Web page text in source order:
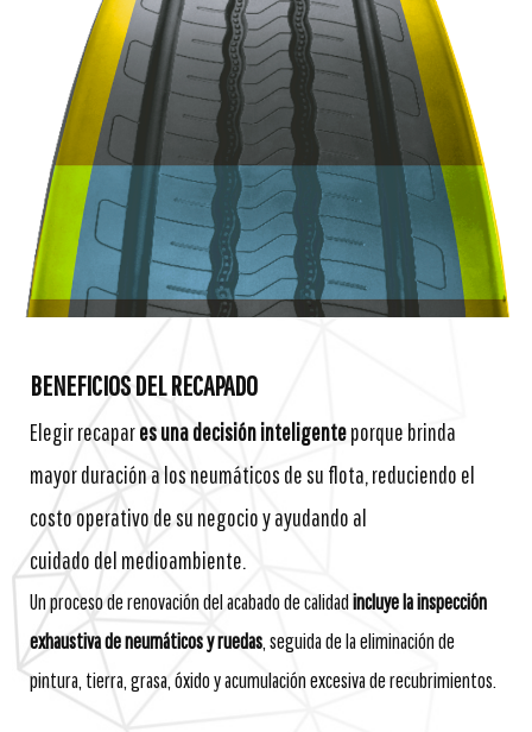
BENEFICIOS DEL RECAPADO
Elegir recapares una decisión inteligenteporque brinda
mayor duración a los neumáticos de su flota, reduciendo el
costo operativo de su negocio y ayudando al
cuidado del medioambiente.
Un proceso de renovación del acabado de calidadincluye la inspección
exhaustiva de neumáticos y ruedas, seguida de la eliminación de
pintura, tierra, grasa, óxido y acumulación excesiva de recubrimientos.